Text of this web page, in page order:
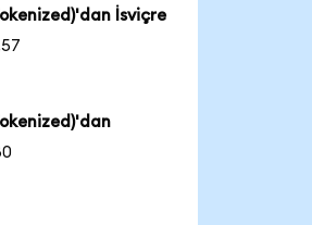
İsviçre